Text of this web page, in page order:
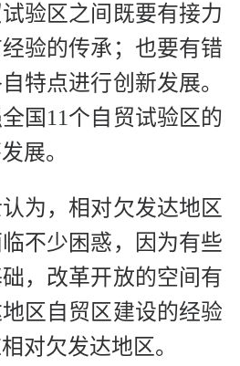
验区之间既要有接力
验的传承；也要有错
特点进行创新发展。
国11个自贸试验区的
展。
为，相对欠发达地区
不少困惑，因为有些
，改革开放的空间有
区自贸区建设的经验
对欠发达地区。